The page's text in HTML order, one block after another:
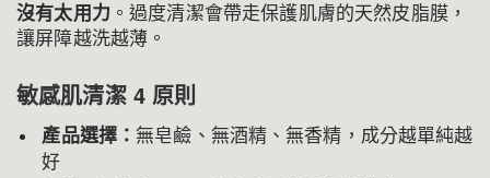
沒有太用力 。過度清潔會帶走保護肌膚的天然皮脂膜，
讓屏障越洗越薄。
敏感肌清潔 4 原則
產品選擇： 無皂鹼、無酒精、無香精，成分越單純越
好